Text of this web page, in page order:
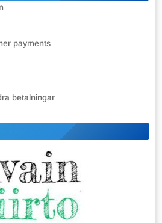
payments
betalningar